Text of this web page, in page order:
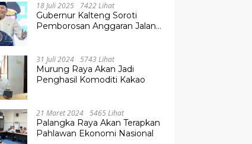
18 Juli 2025 7422 Lihat
Gubernur Kalteng Soroti
Pemborosan Anggaran Jalan
31 Juli 2024 5743 Lihat
Murung Raya Akan Jadi
Penghasil Komoditi Kakao
21 Maret 2024 5465 Lihat
Palangka Raya Akan Terapkan
Pahlawan Ekonomi Nasional